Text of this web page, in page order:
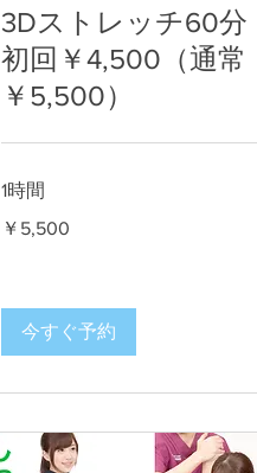
3Dストレッチ60分
初回￥4,500（通常
￥5,500）
1時間
円
￥5,500
今すぐ予約